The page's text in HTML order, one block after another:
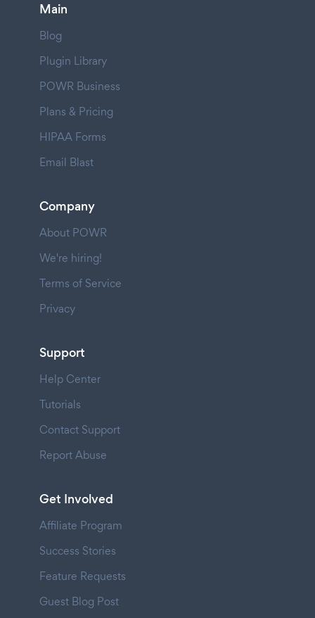
Main
Blog
Plugin Library
POWR Business
Plans & Pricing
HIPAA Forms
Email Blast
Company
About POWR
We're hiring!
Terms of Service
Privacy
Support
Help Center
Tutorials
Contact Support
Report Abuse
Get Involved
Affiliate Program
Success Stories
Feature Requests
Guest Blog Post